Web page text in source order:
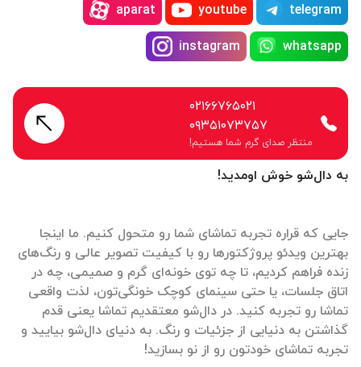
به دال‌شو خوش اومدید!
جایی که قراره تجربه تماشای شما رو متحول کنیم. ما اینجا
بهترین ویدئو پروژکتورها رو با کیفیت تصویر عالی و رنگ‌های
زنده فراهم کردیم، تا چه توی خونه‌ای گرم و صمیمی، چه در
اتاق جلسات، یا حتی سینمای کوچک خونگی‌تون، لذت واقعی
تماشا رو تجربه کنید. در دال‌شو معتقدیم تماشا یعنی قدم
گذاشتن به دنیایی از جزئیات و رنگ. به دنیای دال‌شو بیایید و
تجربه تماشای خودتون رو از نو بسازید!
telegram
youtube
aparat
whatsapp
instagram
۰۲۱۶۶۷۶۵۰۲۱
۰۹۳۵۱۰۷۳۷۵۷
منتظر صدای گرم شما هستیم!